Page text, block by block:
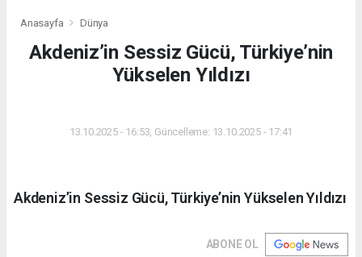
Anasayfa Dünya
Akdeniz’in Sessiz Gücü, Türkiye’nin
Yükselen Yıldızı
13.10.2025 - 16:53, Güncelleme: 13.10.2025 - 17:41
Akdeniz’in Sessiz Gücü, Türkiye’nin Yükselen Yıldızı
ABONE OL